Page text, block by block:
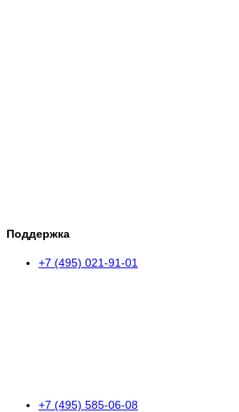
Поддержка
+7 (495) 021-91-01
+7 (495) 585-06-08